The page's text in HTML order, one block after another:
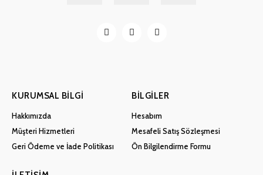
KURUMSAL BILGI
Hakkımızda
Müşteri Hizmetleri
Geri Ödeme ve İade Politikası
BILGILER
Hesabım
Mesafeli Satış Sözleşmesi
Ön Bilgilendirme Formu